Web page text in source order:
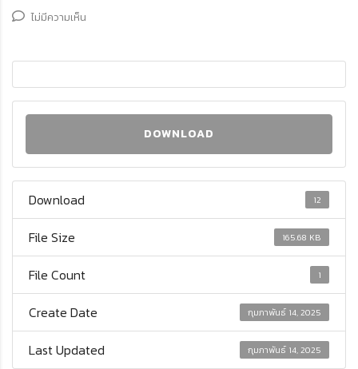
ไม่มีความเห็น
DOWNLOAD
Download 12
File Size 165.68 KB
File Count 1
Create Date กุมภาพันธ์ 14, 2025
Last Updated กุมภาพันธ์ 14, 2025